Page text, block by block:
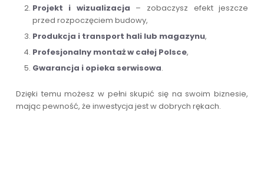
Projekt i wizualizacja – zobaczysz efekt jeszcze
przed rozpoczęciem budowy,
Produkcja i transport hali lub magazynu,
Profesjonalny montaż w całej Polsce,
Gwarancja i opieka serwisowa.
Dzięki temu możesz w pełni skupić się na swoim biznesie,
mając pewność, że inwestycja jest w dobrych rękach.